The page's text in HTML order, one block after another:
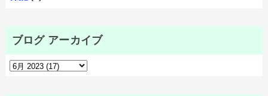
ブログ アーカイブ